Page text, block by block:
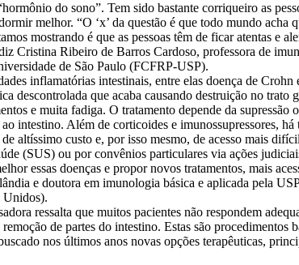
do sono”. Tem sido bastante corriqueiro as
melhor. “O ‘x’ da questão é que todo mundo
mostrando é que as pessoas têm de ficar atentas e
Cristina Ribeiro de Barros Cardoso, professora de
de São Paulo (FCFRP-USP).
inflamatórias intestinais, entre elas doença de
descontrolada que acaba causando destruição no
e muita fadiga. O tratamento depende da
intestino. Além de corticoides e imunossupressores,
altíssimo custo e, por isso mesmo, de acesso mais
(SUS) ou por convênios particulares via ações
essas doenças e propor novos tratamentos, mais
e doutora em imunologia básica e aplicada pela
Unidos).
ressalta que muitos pacientes não respondem
de partes do intestino. Estas são procedimentos
nos últimos anos novas opções terapêuticas,